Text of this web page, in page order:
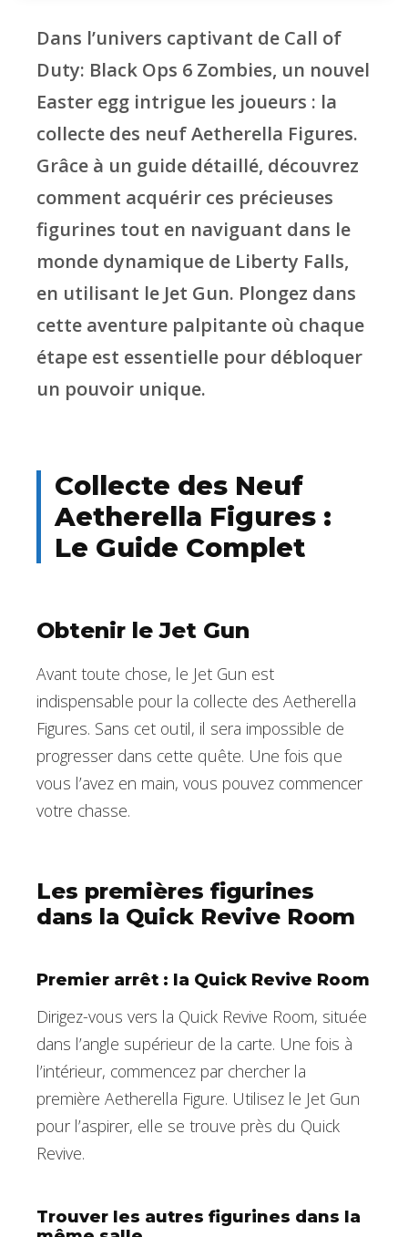
Dans l’univers captivant de Call of
Duty: Black Ops 6 Zombies, un nouvel
Easter egg intrigue les joueurs : la
collecte des neuf Aetherella Figures.
Grâce à un guide détaillé, découvrez
comment acquérir ces précieuses
figurines tout en naviguant dans le
monde dynamique de Liberty Falls,
en utilisant le Jet Gun. Plongez dans
cette aventure palpitante où chaque
étape est essentielle pour débloquer
un pouvoir unique.
Collecte des Neuf
Aetherella Figures :
Le Guide Complet
Obtenir le Jet Gun
Avant toute chose, le Jet Gun est
indispensable pour la collecte des Aetherella
Figures. Sans cet outil, il sera impossible de
progresser dans cette quête. Une fois que
vous l’avez en main, vous pouvez commencer
votre chasse.
Les premières figurines
dans la Quick Revive Room
Premier arrêt : la Quick Revive Room
Dirigez-vous vers la Quick Revive Room, située
dans l’angle supérieur de la carte. Une fois à
l’intérieur, commencez par chercher la
première Aetherella Figure. Utilisez le Jet Gun
pour l’aspirer, elle se trouve près du Quick
Revive.
Trouver les autres figurines dans la